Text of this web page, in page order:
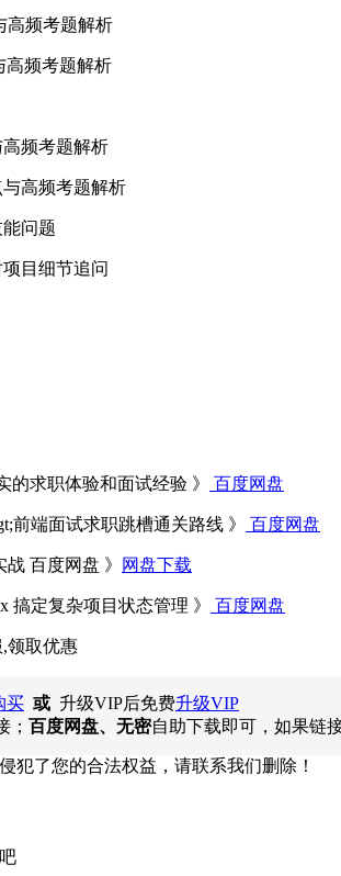
高频考题解析
高频考题解析
频考题解析
高频考题解析
问题
目细节追问
的求职体验和面试经验 》 百度网盘
前端面试求职跳槽通关路线 》 百度网盘
百度网盘 》 网盘下载
搞定复杂项目状态管理 》 百度网盘
领取优惠
买 或 升级VIP后免费升级VIP
； 百度网盘、无密自助下载即可，如果链
犯了您的合法权益，请联系我们删除！